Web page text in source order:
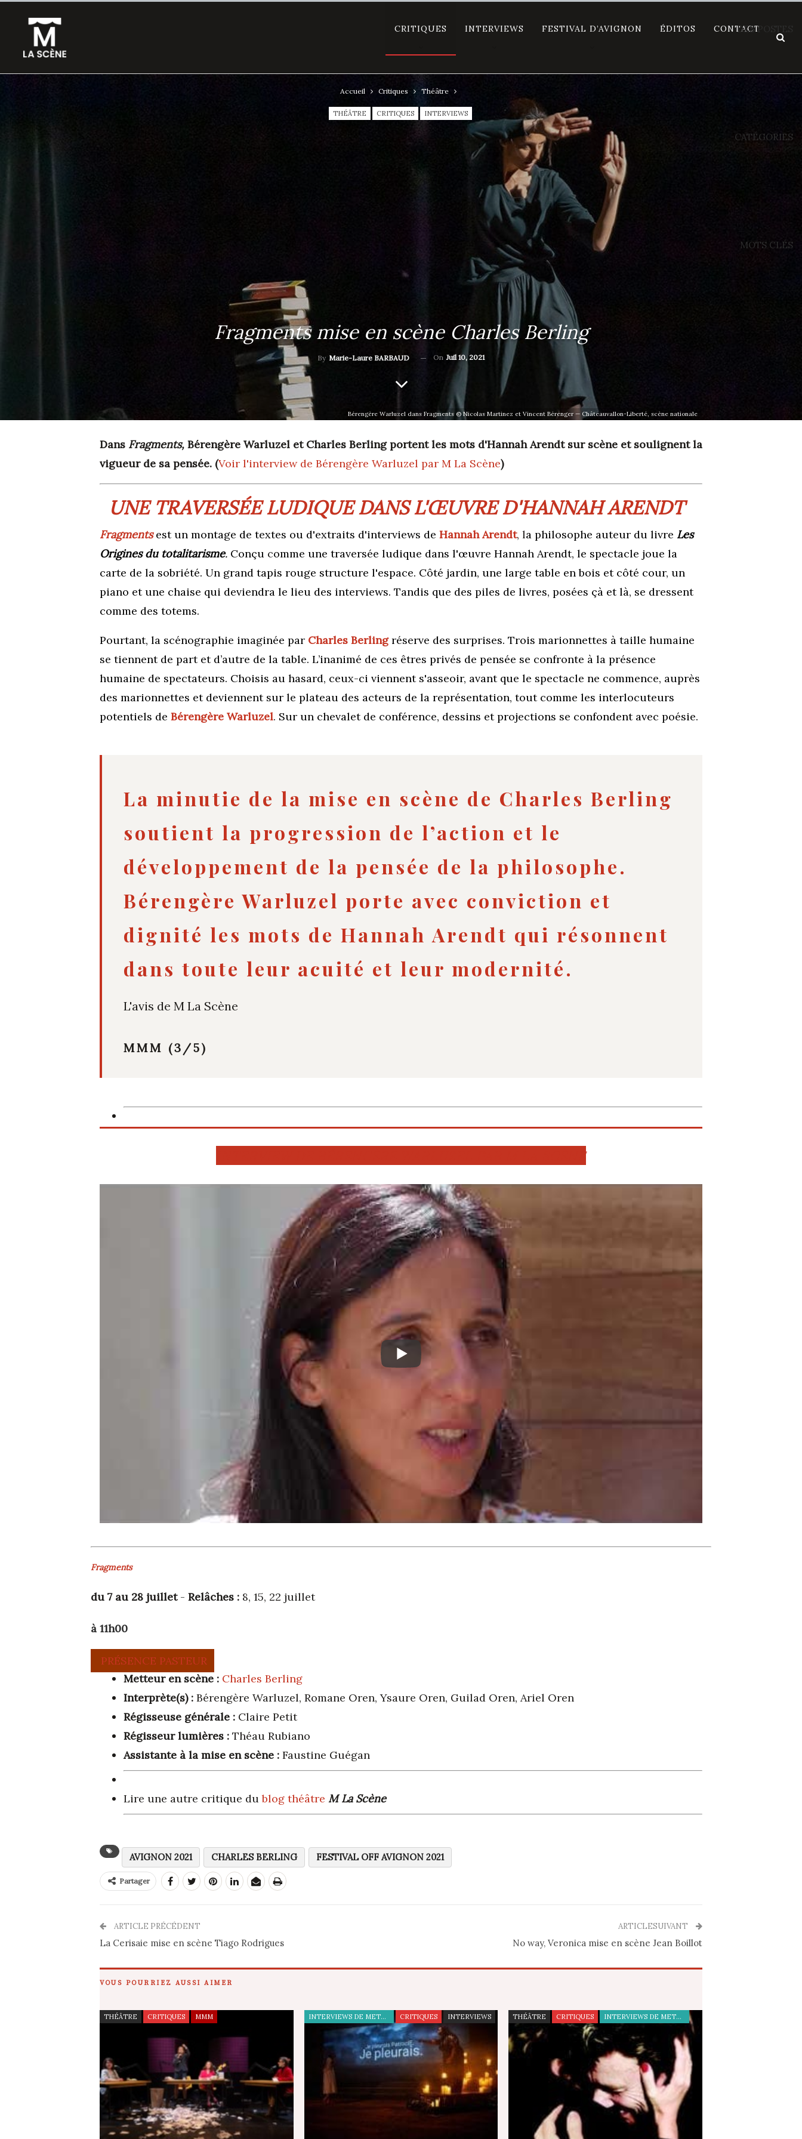
DES POSTES
CATÉGORIES
MOTS CLÉS
CRITIQUES INTERVIEWS FESTIVAL D’AVIGNON ÉDITOS CONTACT
Accueil Critiques Théâtre
THÉÂTRE CRITIQUES INTERVIEWS
Fragments mise en scène Charles Berling
By Marie-Laure BARBAUD On Juil 10, 2021
Bérengère Warluzel dans Fragments © Nicolas Martinez et Vincent Bérenger — Châteauvallon-Liberté, scène nationale
Dans Fragments, Bérengère Warluzel et Charles Berling portent les mots d'Hannah Arendt sur scène et soulignent la
vigueur de sa pensée. (Voir l'interview de Bérengère Warluzel par M La Scène)
UNE TRAVERSÉE LUDIQUE DANS L'ŒUVRE D'HANNAH ARENDT
Fragments est un montage de textes ou d'extraits d'interviews de Hannah Arendt, la philosophe auteur du livre Les
Origines du totalitarisme. Conçu comme une traversée ludique dans l'œuvre Hannah Arendt, le spectacle joue la
carte de la sobriété. Un grand tapis rouge structure l'espace. Côté jardin, une large table en bois et côté cour, un
piano et une chaise qui deviendra le lieu des interviews. Tandis que des piles de livres, posées çà et là, se dressent
comme des totems.
Pourtant, la scénographie imaginée par Charles Berlingréserve des surprises. Trois marionnettes à taille humaine
se tiennent de part et d’autre de la table. L’inanimé de ces êtres privés de pensée se confronte à la présence
humaine de spectateurs. Choisis au hasard, ceux-ci viennent s'asseoir, avant que le spectacle ne commence, auprès
des marionnettes et deviennent sur le plateau des acteurs de la représentation, tout comme les interlocuteurs
potentiels de Bérengère Warluzel. Sur un chevalet de conférence, dessins et projections se confondent avec poésie.
La minutie de la mise en scène de Charles Berling
soutient la progression de l’action et le
développement de la pensée de la philosophe.
Bérengère Warluzel porte avec conviction et
dignité les mots de Hannah Arendt qui résonnent
dans toute leur acuité et leur modernité.
L'avis de M La Scène
MMM (3/5)
Fragments
du 7 au 28 juillet- Relâches : 8, 15, 22 juillet
à 11h00
PRÉSENCE PASTEUR
Metteur en scène : Charles Berling
Interprète(s) : Bérengère Warluzel, Romane Oren, Ysaure Oren, Guilad Oren, Ariel Oren
Régisseuse générale : Claire Petit
Régisseur lumières : Théau Rubiano
Assistante à la mise en scène : Faustine Guégan
Lire une autre critique dublog théâtre M La Scène
AVIGNON 2021 CHARLES BERLING FESTIVAL OFF AVIGNON 2021
Partager
ARTICLE PRÉCÉDENT
La Cerisaie mise en scène Tiago Rodrigues
ARTICLESUIVANT
No way, Veronica mise en scène Jean Boillot
VOUS POURRIEZ AUSSI AIMER
THÉÂTRE CRITIQUES MMM INTERVIEWS DE METTEURS EN SCÈNE CRITIQUES INTERVIEWS THÉÂTRE CRITIQUES INTERVIEWS DE METTEURS EN SCÈNE